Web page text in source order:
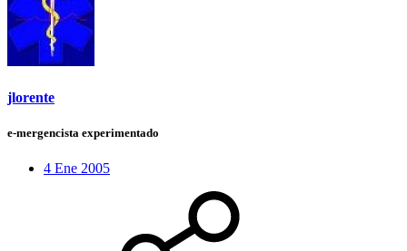
jlorente
e-mergencista experimentado
4 Ene 2005